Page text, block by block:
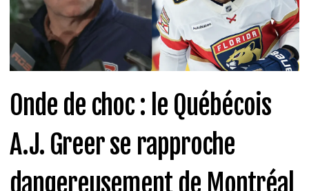
Onde de choc : le Québécois
A.J. Greer se rapproche
dangereusement de Montréal